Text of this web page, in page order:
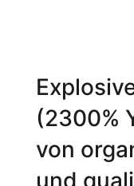
(2300%
von
und